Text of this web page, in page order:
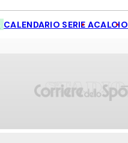
CALENDARIO SERIE ACALCIO